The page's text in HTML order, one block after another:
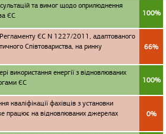
та вимог щодо оприлюднення
ЄС
100%
ЄС N 1227/2011, адаптованого
Співтовариства, на ринку
66%
використання енергії з відновлюваних
ЄС
100%
кваліфікації фахівців з установки
працює на відновлюваних джерелах
0%